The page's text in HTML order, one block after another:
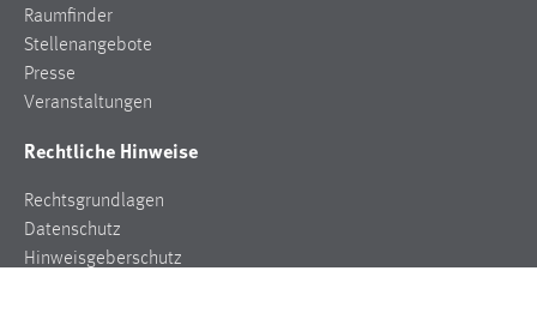
Raumfinder
Stellenangebote
Presse
Veranstaltungen
Rechtliche Hinweise
Rechtsgrundlagen
Datenschutz
Hinweisgeberschutz